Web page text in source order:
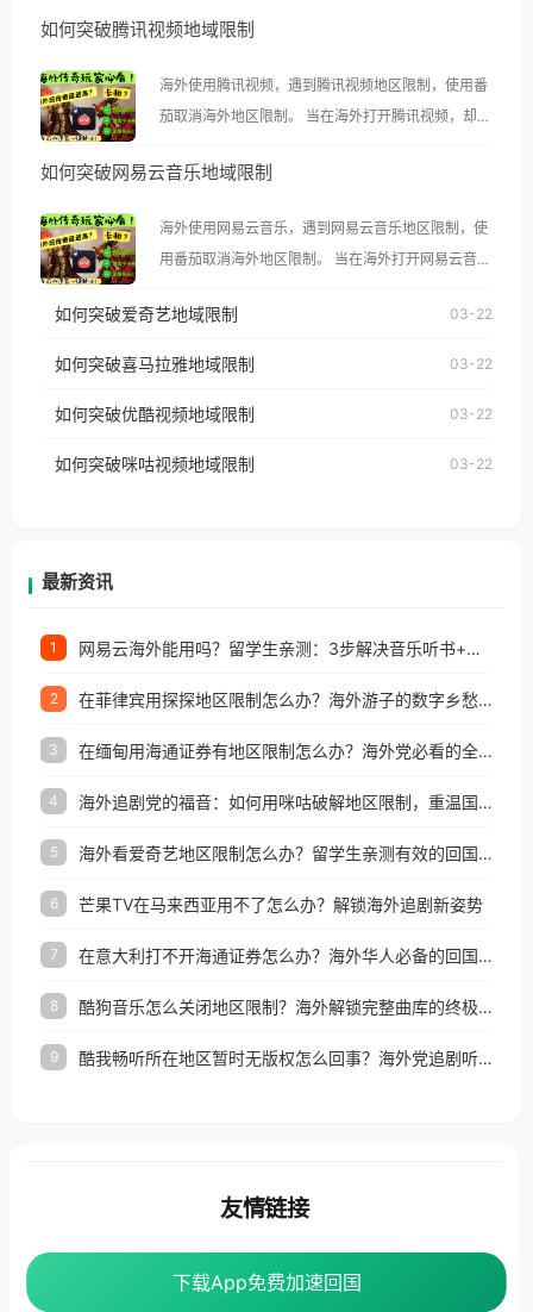
如何突破腾讯视频地域限制
海外使用腾讯视频，遇到腾讯视频地区限制，使用番
茄取消海外地区限制。 当在海外打开腾讯视频，却突
示语。 海外用户如香港、澳门、台湾、美国、加拿
像其他音乐平台一样，出现地区及版权限制问题，且
仅能在中国大陆地区播放。 遇到这个问题的朋友们，
使用番茄回国加速器，即可解决「海外用户收听腾讯
台湾、美国、加拿大、澳大利亚、欧洲等国家和地区
权限制所困扰。
如何突破网易云音乐地域限制
海外使用网易云音乐，遇到网易云音乐地区限制，使
用番茄取消海外地区限制。 当在海外打开网易云音
播放”的提示语。 海外用户如香港、澳门、台湾、美
国、加拿大、澳大利亚、欧洲等国家和地区时，网易
制问题，且仅能在中国大陆地区播放。 遇到这个问题
户收听网易云音乐地区版权限制」的问题，无论人在
如何突破爱奇艺地域限制 03-22
如何突破喜马拉雅地域限制 03-22
如何突破优酷视频地域限制 03-22
如何突破咪咕视频地域限制 03-22
最新资讯
1 网易云海外能用吗？留学生亲测：3步解决音乐听书+银行视频地区限制
2 在菲律宾用探探地区限制怎么办？海外游子的数字乡愁与破局之道
3 在缅甸用海通证券有地区限制怎么办？海外党必看的全场景回国加速指南
4 海外追剧党的福音：如何用咪咕破解地区限制，重温国内精彩
5 海外看爱奇艺地区限制怎么办？留学生亲测有效的回国加速器选择指南
6 芒果TV在马来西亚用不了怎么办？解锁海外追剧新姿势
7 在意大利打不开海通证券怎么办？海外华人必备的回国加速指南（附2026世界杯观赛秘籍）
8 酷狗音乐怎么关闭地区限制？海外解锁完整曲库的终极指南
9 酷我畅听所在地区暂时无版权怎么回事？海外党追剧听歌的破局指南
下载App免费加速回国
下载App免费加速回国
友情链接